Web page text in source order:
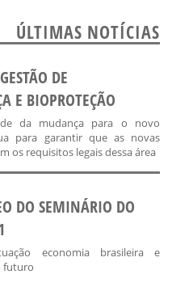
ÚLTIMAS NOTÍCIAS
DE
E BIOPROTEÇÃO
da mudança para o novo
para garantir que as novas
os requisitos legais dessa área
DO SEMINÁRIO DO
economia brasileira e
futuro